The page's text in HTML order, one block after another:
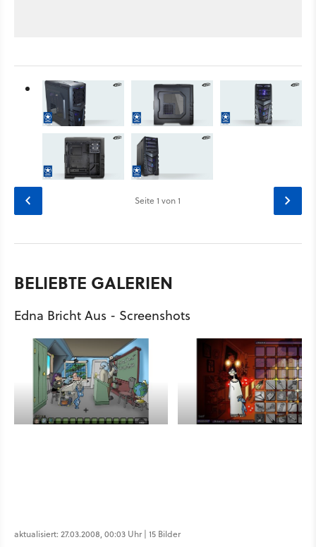
Seite1 von 1
BELIEBTE GALERIEN
Edna Bricht Aus - Screenshots
aktualisiert: 27.03.2008, 00:03 Uhr | 15 Bilder